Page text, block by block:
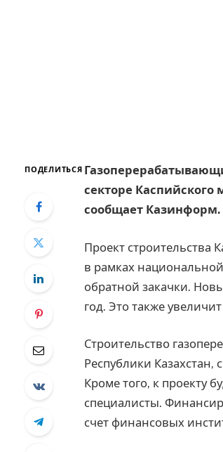
ПОДЕЛИТЬСЯ
секторе Каспийского
сообщает Казинформ.
Проект строительства
в рамках
обратной закачки.
год. Это также
Строительство
Республики Казахстан,
Кроме того, к проекту
специалисты.
счет финансовых